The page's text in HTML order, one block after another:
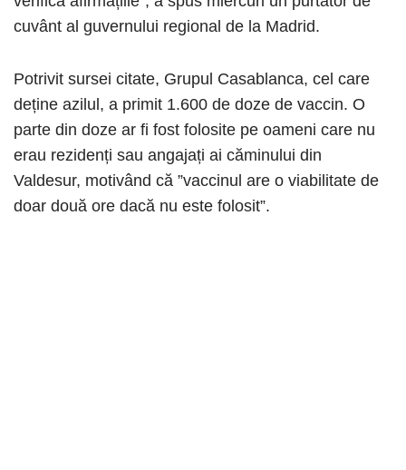
cuvânt al guvernului regional de la Madrid.
Potrivit sursei citate, Grupul Casablanca, cel care
deține azilul, a primit 1.600 de doze de vaccin. O
parte din doze ar fi fost folosite pe oameni care nu
erau rezidenți sau angajați ai căminului din
Valdesur, motivând că ”vaccinul are o viabilitate de
doar două ore dacă nu este folosit”.